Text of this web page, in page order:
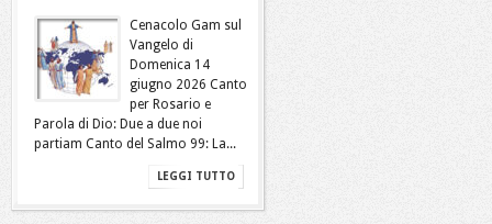
Cenacolo Gam sul
Vangelo di
Domenica 14
giugno 2026 Canto
per Rosario e
Parola di Dio: Due a due noi
partiam Canto del Salmo 99: La...
LEGGI TUTTO